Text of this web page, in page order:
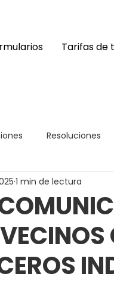
Tarifas de
Resoluciones
1 min de lectura